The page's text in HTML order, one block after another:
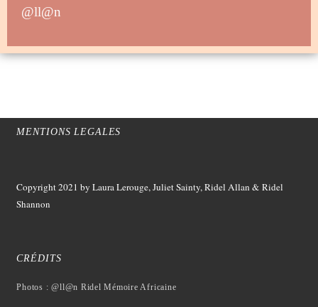
@ll@n
MENTIONS LEGALES
Copyright 2021 by Laura Lerouge, Juliet Sainty, Ridel Allan &Ridel
Shannon
CRÉDITS
Photos : @ll@n Ridel Mémoire Africaine